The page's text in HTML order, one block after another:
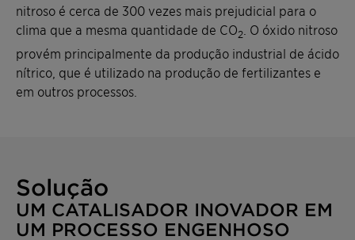
nitroso é cerca de 300 vezes mais prejudicial para o
clima que a mesma quantidade de CO2 . O óxido nitroso
provém principalmente da produção industrial de ácido
nítrico, que é utilizado na produção de fertilizantes e
em outros processos.
Solução
UM CATALISADOR INOVADOR EM
UM PROCESSO ENGENHOSO